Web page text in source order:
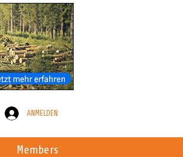
ANMELDEN
Members